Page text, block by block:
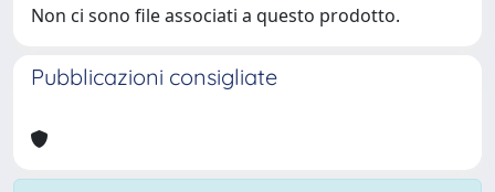
Non ci sono file associati a questo prodotto.
Pubblicazioni consigliate